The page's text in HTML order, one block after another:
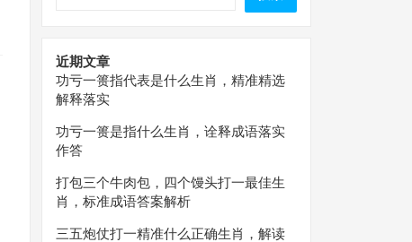
近期文章
功亏一篑指代表是什么生肖，精准精选
解释落实
功亏一篑是指什么生肖，诠释成语落实
作答
打包三个牛肉包，四个馒头打一最佳生
肖，标准成语答案解析
三五炮仗打一精准什么正确生肖，解读